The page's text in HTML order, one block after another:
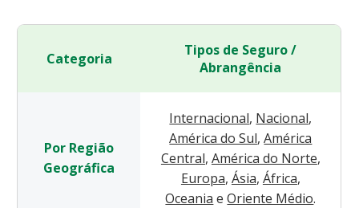
Categoria
Tipos de Seguro /
Abrangência
Por Região
Geográfica
Internacional, Nacional,
América do Sul, América
Central, América do Norte,
Europa, Ásia, África,
Oceania e Oriente Médio.